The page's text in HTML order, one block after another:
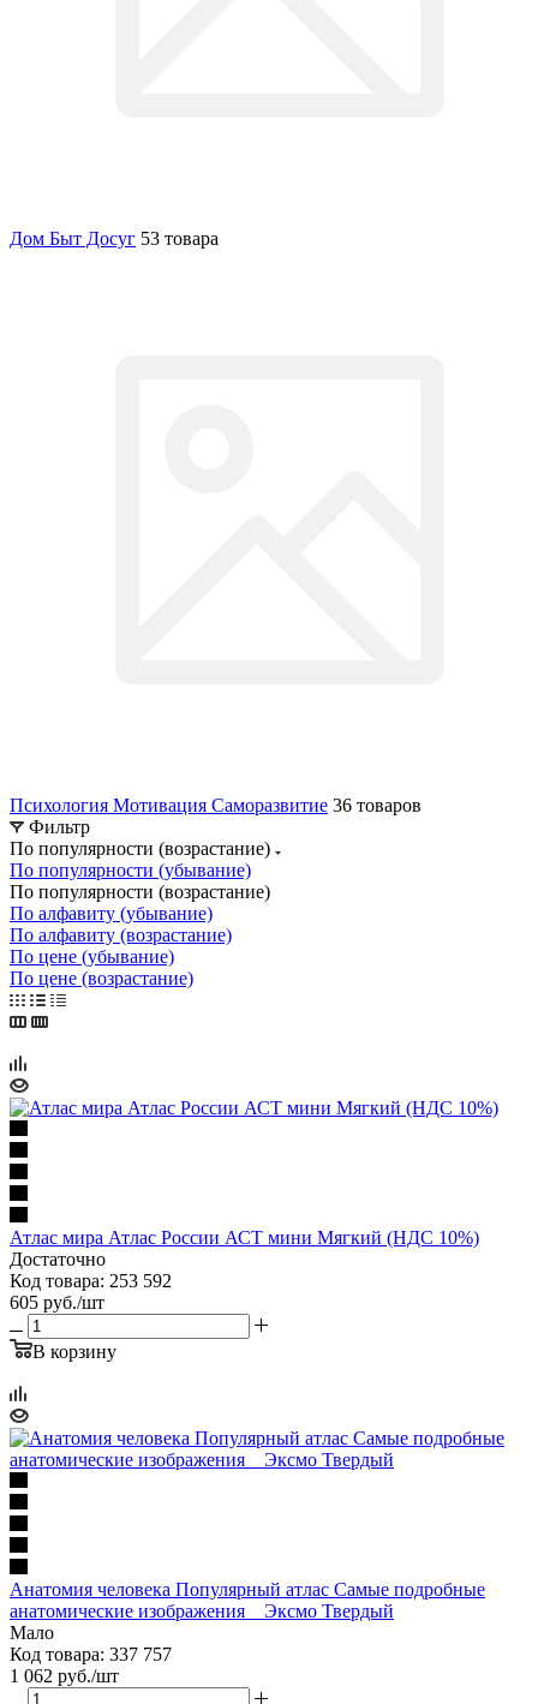
Дом Быт Досуг 53 товара
Психология Мотивация Саморазвитие 36 товаров
Фильтр
По популярности (возрастание)
По популярности (убывание)
По популярности (возрастание)
По алфавиту (убывание)
По алфавиту (возрастание)
По цене (убывание)
По цене (возрастание)
Атлас мира Атлас России АСТ мини Мягкий (НДС 10%)
Достаточно
Код товара: 253 592
605 руб./шт
В корзину
Анатомия человека Популярный атлас Самые подробные
анатомические изображения _ Эксмо Твердый
Мало
Код товара: 337 757
1 062 руб./шт